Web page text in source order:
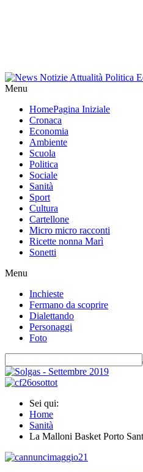
Menu
HomePagina Iniziale
Cronaca
Economia
Ambiente
Scuola
Politica
Sociale
Sanità
Sport
Cultura
Cartellone
Micro micro racconti
Ricette nonna Marì
Sonetti
Menu
Inchieste
Fermano da scoprire
Dialettando
Personaggi
Foto
Sei qui:
Home
Sanità
La Malloni Basket Porto